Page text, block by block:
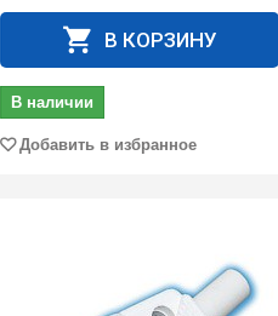
В КОРЗИНУ
В наличии
Добавить в избранное